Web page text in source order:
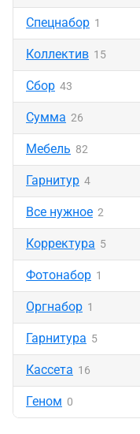
Спецнабор 1
Коллектив 15
Сбор 43
Сумма 26
Мебель 82
Гарнитур 4
Все нужное 2
Корректура 5
Фотонабор 1
Оргнабор 1
Гарнитура 5
Кассета 16
Геном 0